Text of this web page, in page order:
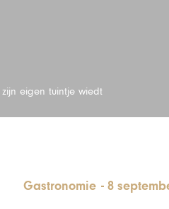
eigen tuintje wiedt
Gastronomie -8